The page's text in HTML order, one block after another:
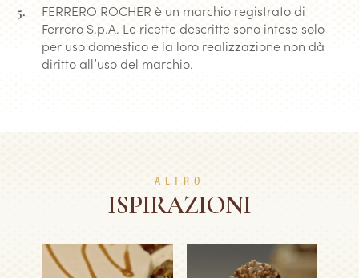
FERRERO ROCHER è un marchio registrato di
Ferrero S.p.A. Le ricette descritte sono intese solo
per uso domestico e la loro realizzazione non dà
diritto all’uso del marchio.
ALTRO
ISPIRAZIONI